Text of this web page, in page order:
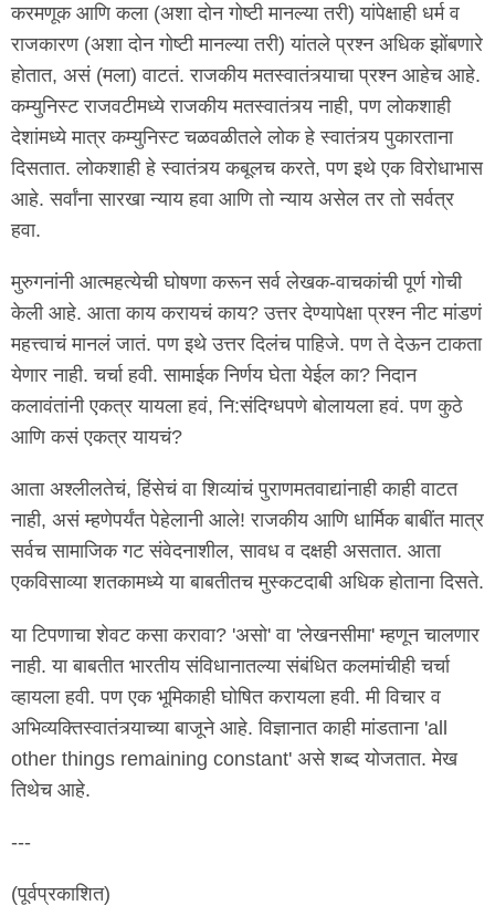
करमणूक आणि कला (अशा दोन गोष्टी मानल्या तरी) यांपेक्षाही धर्म व
राजकारण (अशा दोन गोष्टी मानल्या तरी) यांतले प्रश्न अधिक झोंबणारे
होतात, असं (मला) वाटतं. राजकीय मतस्वातंत्र्याचा प्रश्न आहेच आहे.
कम्युनिस्ट राजवटीमध्ये राजकीय मतस्वातंत्र्य नाही, पण लोकशाही
देशांमध्ये मात्र कम्युनिस्ट चळवळीतले लोक हे स्वातंत्र्य पुकारताना
दिसतात. लोकशाही हे स्वातंत्र्य कबूलच करते, पण इथे एक विरोधाभास
आहे. सर्वांना सारखा न्याय हवा आणि तो न्याय असेल तर तो सर्वत्र
हवा.
मुरुगनांनी आत्महत्येची घोषणा करून सर्व लेखक-वाचकांची पूर्ण गोची
केली आहे. आता काय करायचं काय? उत्तर देण्यापेक्षा प्रश्न नीट मांडणं
महत्त्वाचं मानलं जातं. पण इथे उत्तर दिलंच पाहिजे. पण ते देऊन टाकता
येणार नाही. चर्चा हवी. सामाईक निर्णय घेता येईल का? निदान
कलावंतांनी एकत्र यायला हवं, नि:संदिग्धपणे बोलायला हवं. पण कुठे
आणि कसं एकत्र यायचं?
आता अश्लीलतेचं, हिंसेचं वा शिव्यांचं पुराणमतवाद्यांनाही काही वाटत
नाही, असं म्हणेपर्यंत पेहेलानी आले! राजकीय आणि धार्मिक बाबींत मात्र
सर्वच सामाजिक गट संवेदनाशील, सावध व दक्षही असतात. आता
एकविसाव्या शतकामध्ये या बाबतीतच मुस्कटदाबी अधिक होताना दिसते.
या टिपणाचा शेवट कसा करावा? 'असो' वा 'लेखनसीमा' म्हणून चालणार
नाही. या बाबतीत भारतीय संविधानातल्या संबंधित कलमांचीही चर्चा
व्हायला हवी. पण एक भूमिकाही घोषित करायला हवी. मी विचार व
अभिव्यक्तिस्वातंत्र्याच्या बाजूने आहे. विज्ञानात काही मांडताना 'all
other things remaining constant' असे शब्द योजतात. मेख
तिथेच आहे.
---
(पूर्वप्रकाशित)